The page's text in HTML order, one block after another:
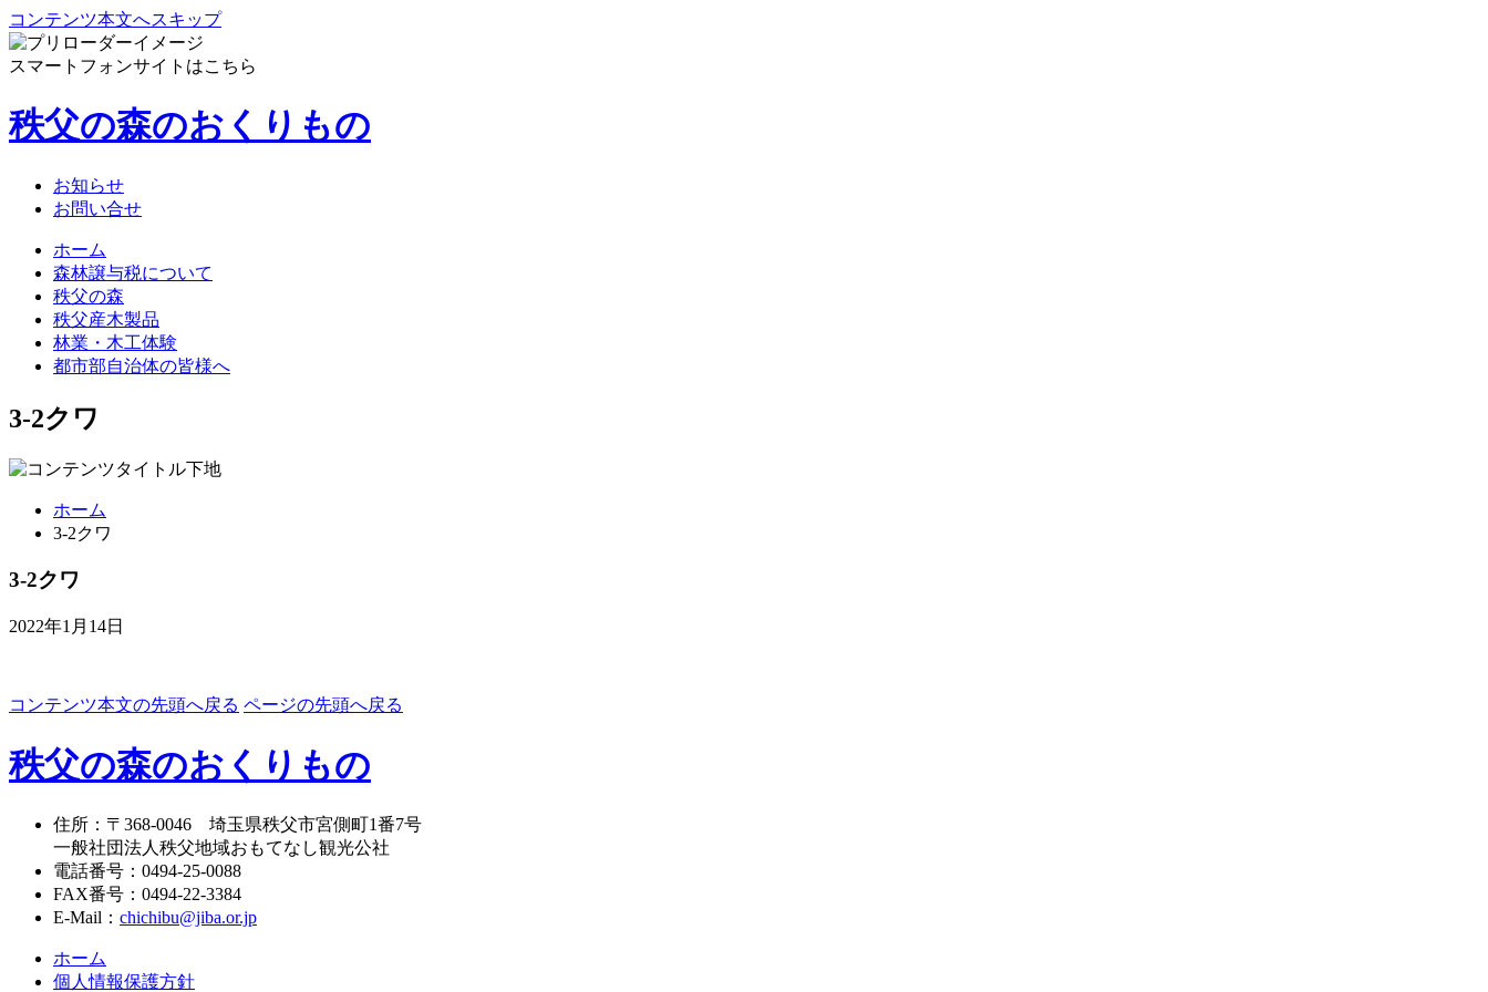
コンテンツ本文へスキップ
スマートフォンサイトはこちら
秩父の森のおくりもの
お知らせ
お問い合せ
ホーム
森林譲与税について
秩父の森
秩父産木製品
林業・木工体験
都市部自治体の皆様へ
3-2クワ
ホーム
3-2クワ
3-2クワ
2022年1月14日
コンテンツ本文の先頭へ戻る ページの先頭へ戻る
秩父の森のおくりもの
住所 ： 〒368-0046 埼玉県秩父市宮側町1番7号
一般社団法人秩父地域おもてなし観光公社
電話番号 ： 0494-25-0088
FAX番号 ： 0494-22-3384
E-Mail ： chichibu@jiba.or.jp
ホーム
個人情報保護方針